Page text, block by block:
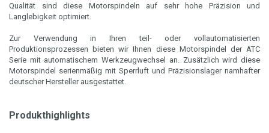
Qualität sind diese Motorspindeln auf sehr hohe Präzision und
Langlebigkeit optimiert.
Zur Verwendung in Ihren teil- oder vollautomatisierten
Produktionsprozessen bieten wir Ihnen diese Motorspindel der ATC
Serie mit automatischem Werkzeugwechsel an. Zusätzlich wird diese
Motorspindel serienmäßig mit Sperrluft und Präzisionslager namhafter
deutscher Hersteller ausgestattet.
Produkthighlights